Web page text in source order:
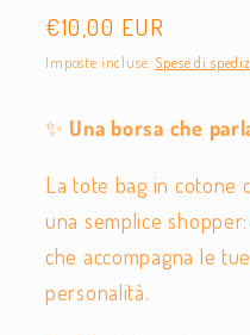
Prezzo
di
€10,00 EUR
Imposte incluse. Spese di
✨ Una borsa che
La tote bag in cotone
una semplice
che accompagna le
personalità.